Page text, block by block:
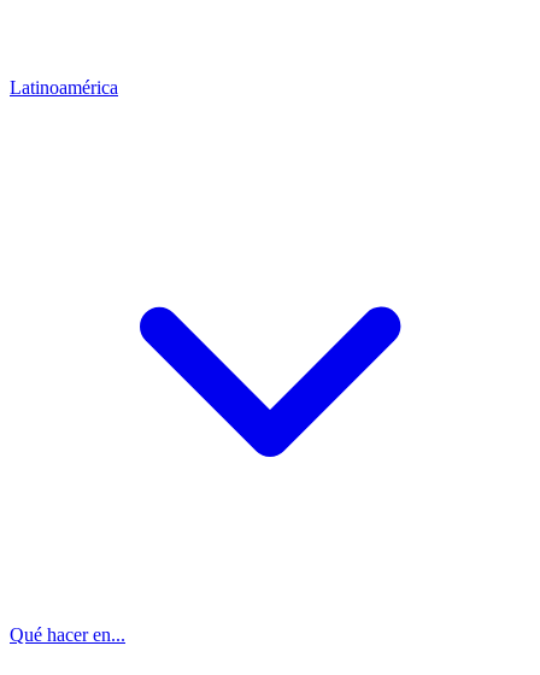
Latinoamérica
Qué hacer en...